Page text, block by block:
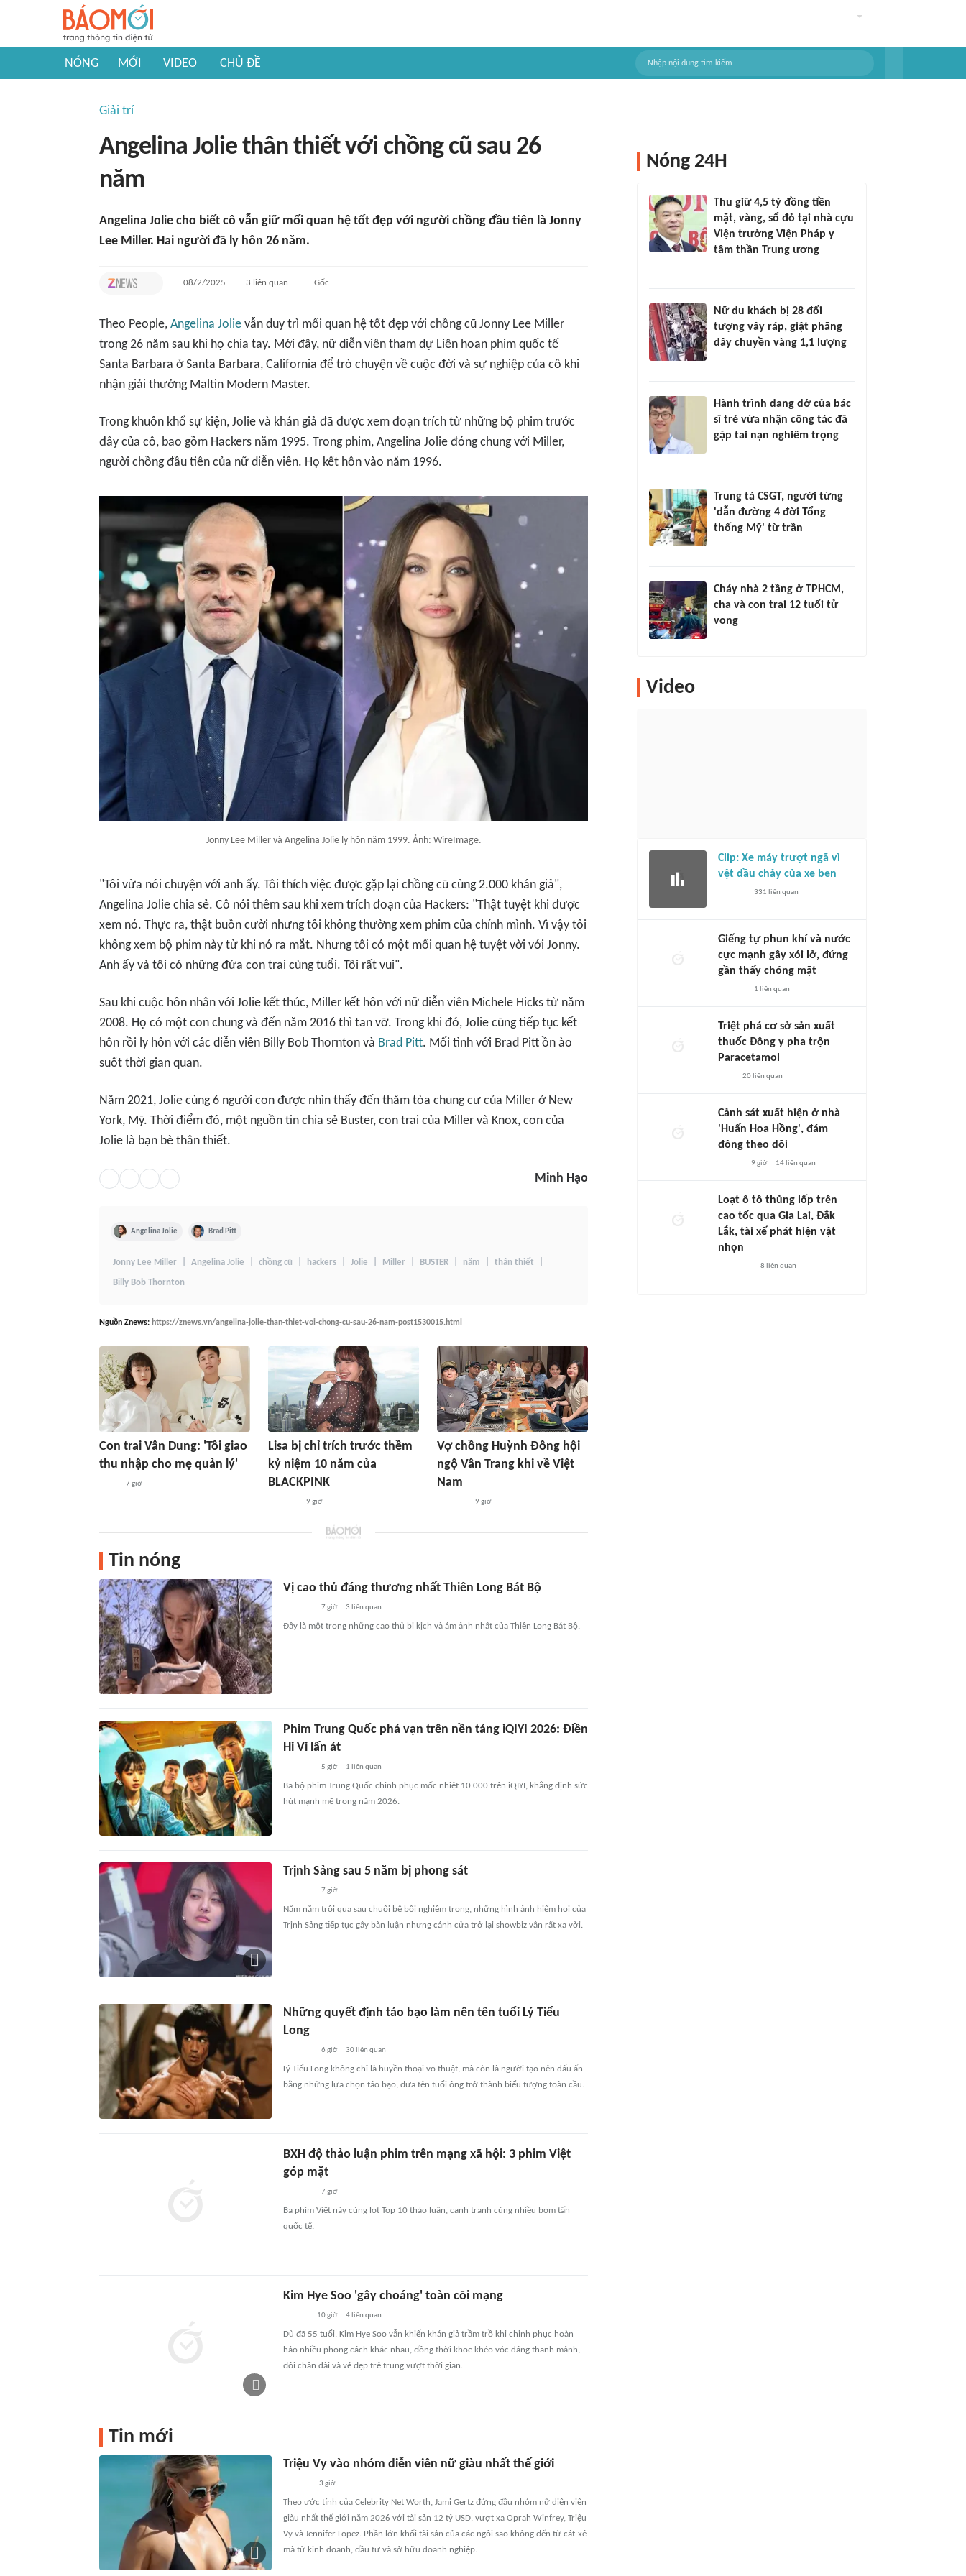
NÓNG MỚI VIDEO CHỦ ĐỀ
Giải trí
Angelina Jolie thân thiết với chồng cũ sau 26
năm
Angelina Jolie cho biết cô vẫn giữ mối quan hệ tốt đẹp với người chồng đầu tiên là Jonny
Lee Miller. Hai người đã ly hôn 26 năm.
08/2/2025 3 liên quan Gốc
Theo People, Angelina Jolie vẫn duy trì mối quan hệ tốt đẹp với chồng cũ Jonny Lee Miller
trong 26 năm sau khi họ chia tay. Mới đây, nữ diễn viên tham dự Liên hoan phim quốc tế
Santa Barbara ở Santa Barbara, California để trò chuyện về cuộc đời và sự nghiệp của cô khi
nhận giải thưởng Maltin Modern Master.
Trong khuôn khổ sự kiện, Jolie và khán giả đã được xem đoạn trích từ những bộ phim trước
đây của cô, bao gồm Hackers năm 1995. Trong phim, Angelina Jolie đóng chung với Miller,
người chồng đầu tiên của nữ diễn viên. Họ kết hôn vào năm 1996.
Jonny Lee Miller và Angelina Jolie ly hôn năm 1999. Ảnh: WireImage.
"Tôi vừa nói chuyện với anh ấy. Tôi thích việc được gặp lại chồng cũ cùng 2.000 khán giả",
Angelina Jolie chia sẻ. Cô nói thêm sau khi xem trích đoạn của Hackers: "Thật tuyệt khi được
xem nó. Thực ra, thật buồn cười nhưng tôi không thường xem phim của chính mình. Vì vậy tôi
không xem bộ phim này từ khi nó ra mắt. Nhưng tôi có một mối quan hệ tuyệt vời với Jonny.
Anh ấy và tôi có những đứa con trai cùng tuổi. Tôi rất vui".
Sau khi cuộc hôn nhân với Jolie kết thúc, Miller kết hôn với nữ diễn viên Michele Hicks từ năm
2008. Họ có một con chung và đến năm 2016 thì tan vỡ. Trong khi đó, Jolie cũng tiếp tục kết
hôn rồi ly hôn với các diễn viên Billy Bob Thornton và Brad Pitt. Mối tình với Brad Pitt ồn ào
suốt thời gian quan.
Năm 2021, Jolie cùng 6 người con được nhìn thấy đến thăm tòa chung cư của Miller ở New
York, Mỹ. Thời điểm đó, một nguồn tin chia sẻ Buster, con trai của Miller và Knox, con của
Jolie là bạn bè thân thiết.
Minh Hạo
Angelina Jolie Brad Pitt
Jonny Lee Miller Angelina Jolie chồng cũ hackers Jolie Miller BUSTER năm thân thiết
Billy Bob Thornton
Nguồn Znews: https://znews.vn/angelina-jolie-than-thiet-voi-chong-cu-sau-26-nam-post1530015.html
Con trai Vân Dung: 'Tôi giao
thu nhập cho mẹ quản lý'
7 giờ
Lisa bị chỉ trích trước thềm
kỷ niệm 10 năm của
BLACKPINK
9 giờ
Vợ chồng Huỳnh Đông hội
ngộ Vân Trang khi về Việt
Nam
9 giờ
Tin nóng
Vị cao thủ đáng thương nhất Thiên Long Bát Bộ
7 giờ 3 liên quan
Đây là một trong những cao thủ bi kịch và ám ảnh nhất của Thiên Long Bát Bộ.
Phim Trung Quốc phá vạn trên nền tảng iQIYI 2026: Điền
Hi Vi lấn át
5 giờ 1 liên quan
Ba bộ phim Trung Quốc chinh phục mốc nhiệt 10.000 trên iQIYI, khẳng định sức
hút mạnh mẽ trong năm 2026.
Trịnh Sảng sau 5 năm bị phong sát
7 giờ
Năm năm trôi qua sau chuỗi bê bối nghiêm trọng, những hình ảnh hiếm hoi của
Trịnh Sảng tiếp tục gây bàn luận nhưng cánh cửa trở lại showbiz vẫn rất xa vời.
Những quyết định táo bạo làm nên tên tuổi Lý Tiểu
Long
6 giờ 30liên quan
Lý Tiểu Long không chỉ là huyền thoại võ thuật, mà còn là người tạo nên dấu ấn
bằng những lựa chọn táo bạo, đưa tên tuổi ông trở thành biểu tượng toàn cầu.
BXH độ thảo luận phim trên mạng xã hội: 3 phim Việt
góp mặt
7 giờ
Ba phim Việt này cùng lọt Top 10 thảo luận, cạnh tranh cùng nhiều bom tấn
quốc tế.
Kim Hye Soo 'gây choáng' toàn cõi mạng
10 giờ 4liên quan
Dù đã 55 tuổi, Kim Hye Soo vẫn khiến khán giả trầm trồ khi chinh phục hoàn
hảo nhiều phong cách khác nhau, đồng thời khoe khéo vóc dáng thanh mảnh,
đôi chân dài và vẻ đẹp trẻ trung vượt thời gian.
Tin mới
Triệu Vy vào nhóm diễn viên nữ giàu nhất thế giới
3 giờ
Theo ước tính của Celebrity Net Worth, Jami Gertz đứng đầu nhóm nữ diễn viên
giàu nhất thế giới năm 2026 với tài sản 12 tỷ USD, vượt xa Oprah Winfrey, Triệu
Vy và Jennifer Lopez. Phần lớn khối tài sản của các ngôi sao không đến từ cát-xê
mà từ kinh doanh, đầu tư và sở hữu doanh nghiệp.
Nóng 24H
Thu giữ 4,5 tỷ đồng tiền
mặt, vàng, sổ đỏ tại nhà cựu
Viện trưởng Viện Pháp y
tâm thần Trung ương
Nữ du khách bị 28 đối
tượng vây ráp, giật phăng
dây chuyền vàng 1,1 lượng
Hành trình dang dở của bác
sĩ trẻ vừa nhận công tác đã
gặp tai nạn nghiêm trọng
Trung tá CSGT, người từng
'dẫn đường 4 đời Tổng
thống Mỹ' từ trần
Cháy nhà 2 tầng ở TPHCM,
cha và con trai 12 tuổi tử
vong
Video
Clip: Xe máy trượt ngã vì
vệt dầu chảy của xe ben
331 liên quan
Giếng tự phun khí và nước
cực mạnh gây xói lở, đứng
gần thấy chóng mặt
1 liên quan
Triệt phá cơ sở sản xuất
thuốc Đông y pha trộn
Paracetamol
20liên quan
Cảnh sát xuất hiện ở nhà
'Huấn Hoa Hồng', đám
đông theo dõi
9 giờ 14liên quan
Loạt ô tô thủng lốp trên
cao tốc qua Gia Lai, Đắk
Lắk, tài xế phát hiện vật
nhọn
8 liên quan